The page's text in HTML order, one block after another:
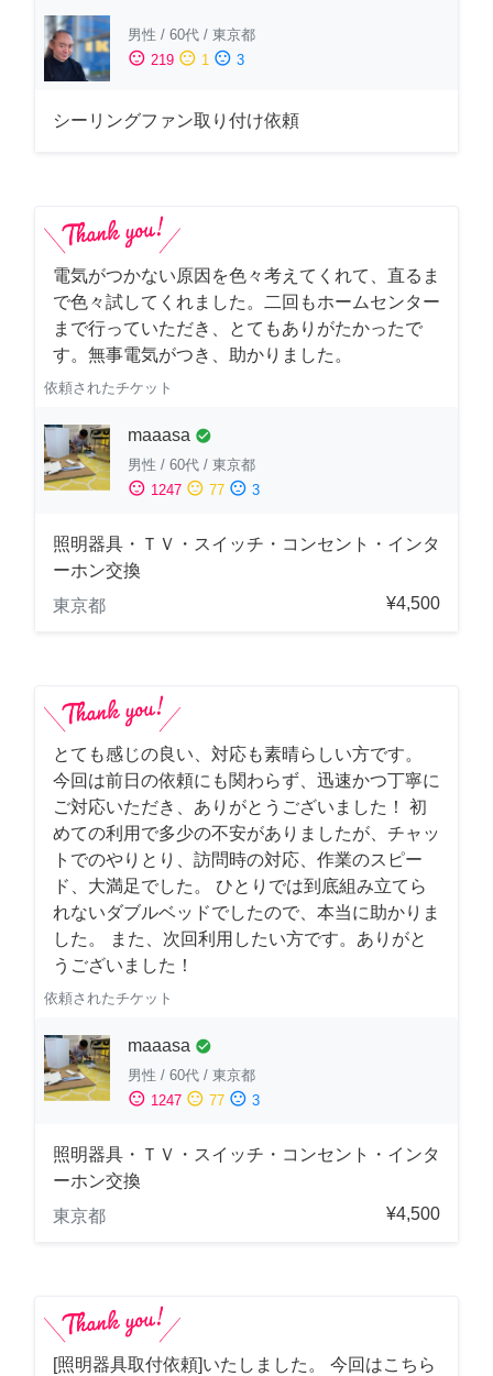
男性 / 60代 / 東京都
sentiment_satisfied 219 sentiment_neutral 1 sentiment_dissatisfied 3
シーリングファン取り付け依頼
電気がつかない原因を色々考えてくれて、直るま
で色々試してくれました。二回もホームセンター
まで行っていただき、とてもありがたかったで
す。無事電気がつき、助かりました。
依頼されたチケット
maaasa check_circle
男性 / 60代 / 東京都
sentiment_satisfied 1247 sentiment_neutral 77 sentiment_dissatisfied 3
照明器具・ＴＶ・スイッチ・コンセント・インタ
ーホン交換
東京都
¥4,500
とても感じの良い、対応も素晴らしい方です。
今回は前日の依頼にも関わらず、迅速かつ丁寧に
ご対応いただき、ありがとうございました！ 初
めての利用で多少の不安がありましたが、チャッ
トでのやりとり、訪問時の対応、作業のスピー
ド、大満足でした。 ひとりでは到底組み立てら
れないダブルベッドでしたので、本当に助かりま
した。 また、次回利用したい方です。ありがと
うございました！
依頼されたチケット
maaasa check_circle
男性 / 60代 / 東京都
sentiment_satisfied 1247 sentiment_neutral 77 sentiment_dissatisfied 3
照明器具・ＴＶ・スイッチ・コンセント・インタ
ーホン交換
東京都
¥4,500
[照明器具取付依頼]いたしました。 今回はこちら